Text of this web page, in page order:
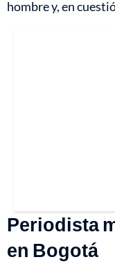
hombre y, en
Periodista
en Bogotá